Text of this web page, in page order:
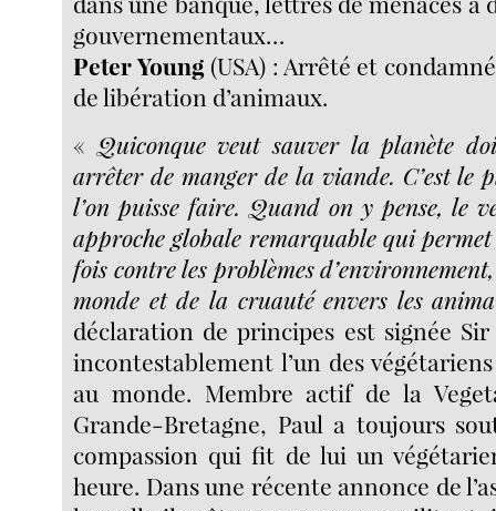
gouvernementaux…
Peter Young (USA) : Arrêté et
de libération d’animaux.
«Quiconque veut sauver la planète
arrêter de manger de la viande. C’est le
l’on puisse faire. Quand on y pense, le
approche globale remarquable qui
fois contre les problèmes
monde et de la cruauté envers les
déclaration de principes est signée
incontestablement l’un des
au monde. Membre actif de la
Grande-Bretagne, Paul a toujours
compassion qui fit de lui un
heure. Dans une récente annonce de